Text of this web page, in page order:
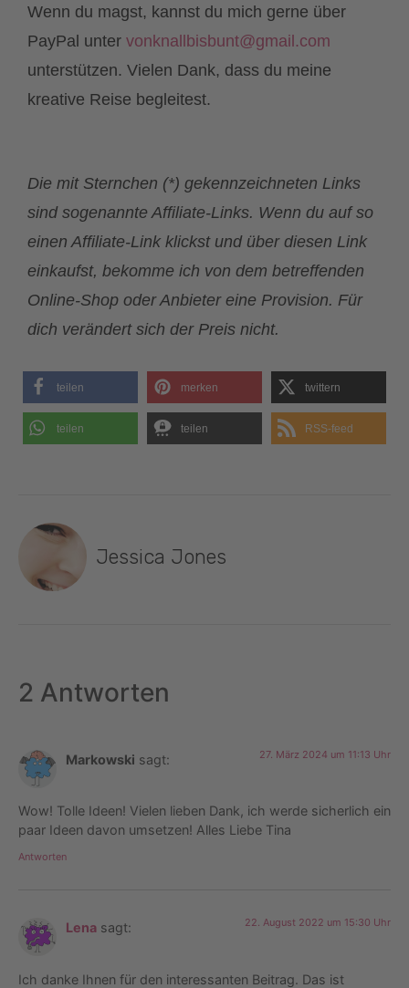
Wenn du magst, kannst du mich gerne über
PayPal unter vonknallbisbunt@gmail.com
unterstützen. Vielen Dank, dass du meine
kreative Reise begleitest.
Die mit Sternchen (*) gekennzeichneten Links
sind sogenannte Affiliate-Links. Wenn du auf so
einen Affiliate-Link klickst und über diesen Link
einkaufst, bekomme ich von dem betreffenden
Online-Shop oder Anbieter eine Provision. Für
dich verändert sich der Preis nicht.
teilen merken twittern
teilen teilen RSS-feed
Jessica Jones
2 Antworten
Markowski sagt: 27. März 2024 um 11:13 Uhr
Wow! Tolle Ideen! Vielen lieben Dank, ich werde sicherlich ein
paar Ideen davon umsetzen! Alles Liebe Tina
Antworten
Lena sagt: 22. August 2022 um 15:30 Uhr
Ich danke Ihnen für den interessanten Beitrag. Das ist